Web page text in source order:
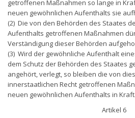
getroffenen Maßnahmen so lange in
neuen gewöhnlichen Aufenthalts sie
(2) Die von den Behörden des Staates
Aufenthalts getroffenen Maßnahmen
Verständigung dieser Behörden
(3) Wird der gewöhnliche Aufenthalt
dem Schutz der Behörden des Staates
angehört, verlegt, so bleiben die von
innerstaatlichen Recht getroffenen
neuen gewöhnlichen Aufenthalts in Kraft.
Artikel 6